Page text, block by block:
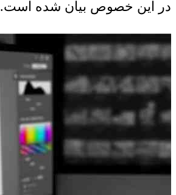
در این خصوص بیان شده است.